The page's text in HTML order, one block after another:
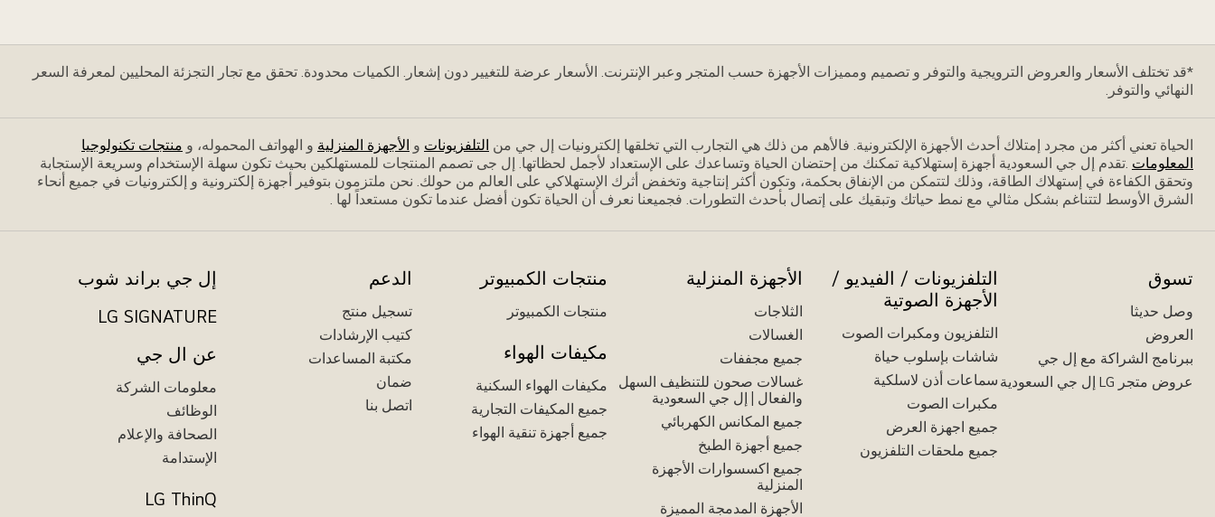
*قد تختلف الأسعار والعروض الترويجية والتوفر و تصميم ومميزات الأجهزة حسب المتجر وعبر الإنترنت. الأسعار عرضة للتغيير دون إشعار. الكميات محدودة. تحقق مع تجار التجزئة المحليين لمعرفة السعر
النهائي والتوفر.
الحياة تعني أكثر من مجرد إمتلاك أحدث الأجهزة الإلكترونية. فاﻷهم من ذلك هي التجارب التي تخلقها إلكترونيات إل جي من التلفزيونات و الأجهزة المنزلية و الهواتف المحموله، و منتجات تكنولوجيا
المعلومات .تقدم إل جي السعودية أجهزة إستهلاكية تمكنك من إحتضان الحياة وتساعدك على الإستعداد ﻷجمل لحظاتها. إل جى تصمم المنتجات للمستهلكين بحيث تكون سهلة الإستخدام وسريعة الإستجابة
وتحقق الكفاءة في إستهلاك الطاقة، وذلك لتتمكن من الإنفاق بحكمة، وتكون أكثر إنتاجية وتخفض أثرك الإستهلاكي على العالم من حولك. نحن ملتزمون بتوفير أجهزة إلكترونية و إلكترونيات في جميع أنحاء
الشرق الأوسط لتتناغم بشكل مثالي مع نمط حياتك وتبقيك على إتصال بأحدث التطورات. فجميعنا نعرف أن الحياة تكون أفضل عندما تكون مستعداً لها .
تسوق
وصل حديثا
العروض
ببرنامج الشراكة مع إل جي
عروض متجر LG إل جي السعودية
التلفزيونات / الفيديو /
الأجهزة الصوتية
التلفزيون ومكبرات الصوت
شاشات بإسلوب حياة
سماعات أذن لاسلكية
مكبرات الصوت
جميع اجهزة العرض
جميع ملحقات التلفزيون
الأجهزة المنزلية
الثلاجات
الغسالات
جميع مجففات
غسالات صحون للتنظيف السهل
والفعال | إل جي السعودية
جميع المكانس الكهربائي
جميع أجهزة الطبخ
جميع اكسسوارات الأجهزة
المنزلية
الأجهزة المدمجة المميزة
منتجات الكمبيوتر
منتجات الكمبيوتر
مكيفات الهواء
مكيفات الهواء السكنية
جميع المكيفات التجارية
جميع أجهزة تنقية الهواء
الدعم
تسجيل منتج
كتيب الإرشادات
مكتبة المساعدات
ضمان
اتصل بنا
إل جي براند شوب
LG SIGNATURE
عن ال جي
معلومات الشركة
الوظائف
الصحافة والإعلام
الإستدامة
LG ThinQ